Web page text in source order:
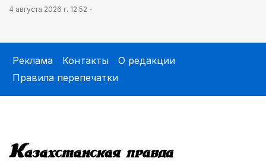
4 августа 2026 г. 12:52
Реклама Контакты
О редакции
Правила перепечатки